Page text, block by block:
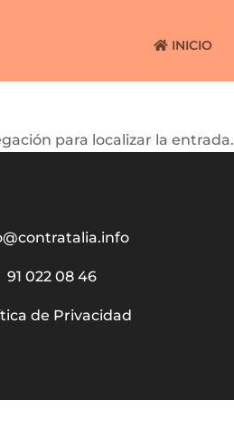
INICIO
para localizar la entrada.
91 022 08 46
de Privacidad